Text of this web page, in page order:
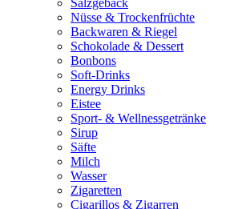
Salzgebäck
Nüsse & Trockenfrüchte
Backwaren & Riegel
Schokolade & Dessert
Bonbons
Soft-Drinks
Energy Drinks
Eistee
Sport- & Wellnessgetränke
Sirup
Säfte
Milch
Wasser
Zigaretten
Cigarillos & Zigarren